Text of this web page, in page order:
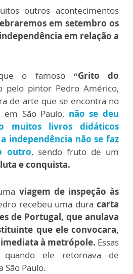
outros acontecimentos
em setembro os
em relação a
que o famoso “Grito do
pelo pintor Pedro Américo,
de arte que se encontra no
São Paulo, não se deu
muitos livros didáticos
a independência não se faz
outro, sendo fruto de um
e conquista.
viagem de inspeção às
recebeu uma dura carta
de Portugal, que anulava
que ele convocara,
à metrópole. Essas
quando ele retornava de
São Paulo.